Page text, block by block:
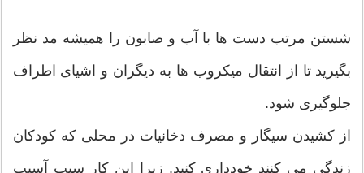
شستن مرتب دست ها با آب و صابون را همیشه مد نظر
بگیرید تا از انتقال میکروب ها به دیگران و اشیای اطراف
جلوگیری شود.
از کشیدن سیگار و مصرف دخانیات در محلی که کودکان
زندگی می کنند خودداری کنید. زیرا این کار سبب آسیب